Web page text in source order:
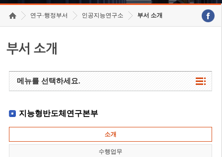
연구·행정부서 인공지능연구소 부서 소개
부서 소개
메뉴를 선택하세요.
지능형반도체연구본부
소개
수행업무